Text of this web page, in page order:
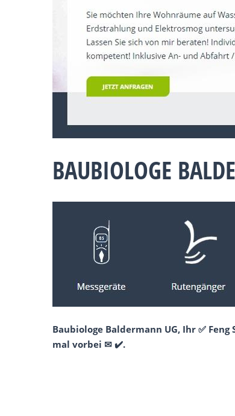
BAUBIOLOGE
Baubiologe Baldermann UG, Ihr ✅
mal vorbei ✉ ✔️.